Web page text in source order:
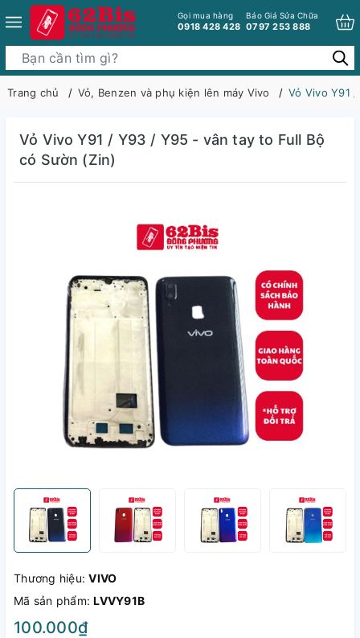
Gọi mua hàng
0918 428 428
Báo Giá Sửa Chữa
0797 253 888
Trang chủ Vỏ, Benzen và phụ kiện lên máy Vivo Vỏ Vivo Y91
Vỏ Vivo Y91 / Y93 / Y95 - vân tay to Full Bộ
có Sườn (Zin)
Thương hiệu:VIVO
Mã sản phẩm:LVVY91B
100.000₫